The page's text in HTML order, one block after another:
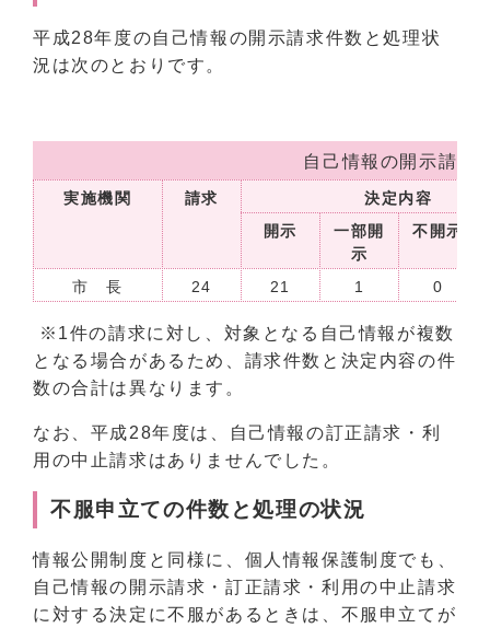
平成28年度の自己情報の開示請求件数と処理状
況は次のとおりです。
自己情報の開示請求
実施機関 請求
決定内容
開示
一部開
示
不開示
市 長 24 21 1 0
※1件の請求に対し、対象となる自己情報が複数
となる場合があるため、請求件数と決定内容の件
数の合計は異なります。
なお、平成28年度は、自己情報の訂正請求・利
用の中止請求はありませんでした。
不服申立ての件数と処理の状況
情報公開制度と同様に、個人情報保護制度でも、
自己情報の開示請求・訂正請求・利用の中止請求
に対する決定に不服があるときは、不服申立てが